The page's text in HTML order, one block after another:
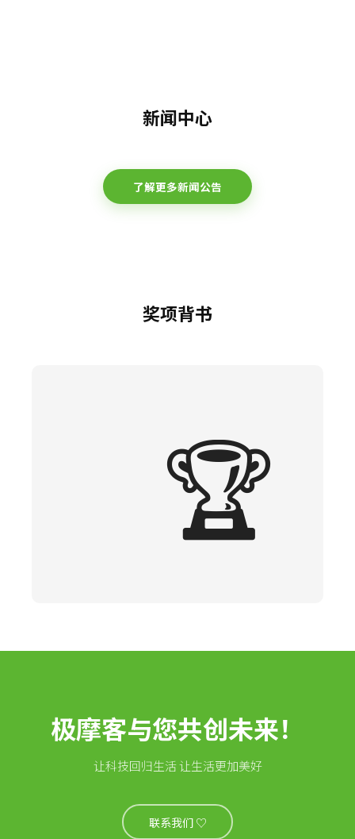
新闻中心
了解更多新闻公告
奖项背书
🏆
极摩客与您共创未来！
让科技回归生活 让生活更加美好
联系我们 ♡